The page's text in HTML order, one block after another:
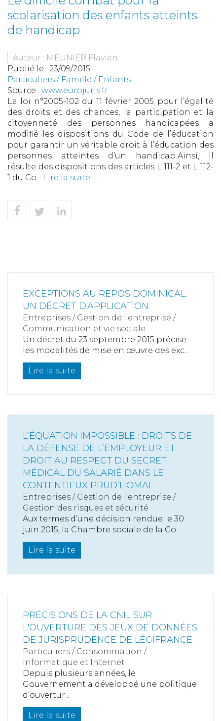
scolarisation des enfants atteints
de handicap
Auteur : MEUNIER Flavien
Publié le : 23/09/2015
Particuliers / Famille / Enfants
Source : www.eurojuris.fr
La loi n°2005-102 du 11 février 2005 pour l’égalité
des droits et des chances, la participation et la
citoyenneté des personnes handicapées a
modifié les dispositions du Code de l’éducation
pour garantir un véritable droit à l’éducation des
personnes atteintes d’un handicap.Ainsi, il
résulte des dispositions des articles L 111-2 et L 112-
1 du Co... Lire la suite
EXCEPTIONS AU REPOS DOMINICAL:
UN DÉCRET D'APPLICATION
Entreprises / Gestion de l'entreprise /
Communication et vie sociale
Un décret du 23 septembre 2015 précise
les modalités de mise en œuvre des exc...
Lire la suite
L’ÉQUATION IMPOSSIBLE : DROITS DE
LA DÉFENSE DE L’EMPLOYEUR ET
DROIT AU RESPECT DU SECRET
MÉDICAL DU SALARIÉ DANS LE
CONTENTIEUX PRUD’HOMAL
Entreprises / Gestion de l'entreprise /
Gestion des risques et sécurité
Aux termes d’une décision rendue le 30
juin 2015, la Chambre sociale de la Co...
Lire la suite
PRÉCISIONS DE LA CNIL SUR
L'OUVERTURE DES JEUX DE DONNÉES
DE JURISPRUDENCE DE LÉGIFRANCE
Particuliers / Consommation /
Informatique et Internet
Depuis plusieurs années, le
Gouvernement a développé une politique
d’ouvertur...
Lire la suite